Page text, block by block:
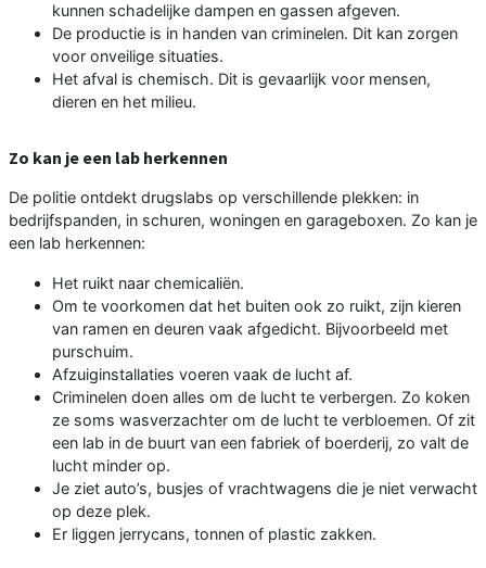
kunnen schadelijke dampen en gassen afgeven.
De productie is in handen van criminelen. Dit kan zorgen
voor onveilige situaties.
Het afval is chemisch. Dit is gevaarlijk voor mensen,
dieren en het milieu.
Zo kan je een lab herkennen
De politie ontdekt drugslabs op verschillende plekken: in
bedrijfspanden, in schuren, woningen en garageboxen. Zo kan je
een lab herkennen:
Het ruikt naar chemicaliën.
Om te voorkomen dat het buiten ook zo ruikt, zijn kieren
van ramen en deuren vaak afgedicht. Bijvoorbeeld met
purschuim.
Afzuiginstallaties voeren vaak de lucht af.
Criminelen doen alles om de lucht te verbergen. Zo koken
ze soms wasverzachter om de lucht te verbloemen. Of zit
een lab in de buurt van een fabriek of boerderij, zo valt de
lucht minder op.
Je ziet auto’s, busjes of vrachtwagens die je niet verwacht
op deze plek.
Er liggen jerrycans, tonnen of plastic zakken.